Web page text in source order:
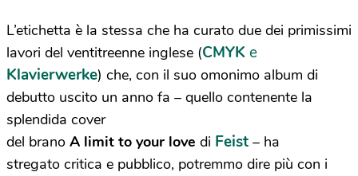
L’etichetta è la stessa che ha curato due dei primissimi
lavori del ventitreenne inglese (CMYKe
Klavierwerke) che, con il suo omonimo album di
debutto uscito un anno fa – quello contenente la
splendida cover
del brano A limit to your love di Feist – ha
stregato critica e pubblico, potremmo dire più con i